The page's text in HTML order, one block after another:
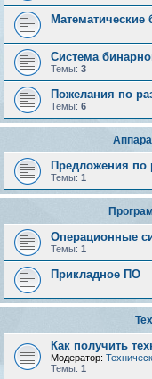
Математические
Система
Темы: 3
Пожелания по
Темы: 6
Предложения по
Темы: 1
Операционные
Темы: 1
Прикладное ПО
Как получить
Модератор:
Темы: 1